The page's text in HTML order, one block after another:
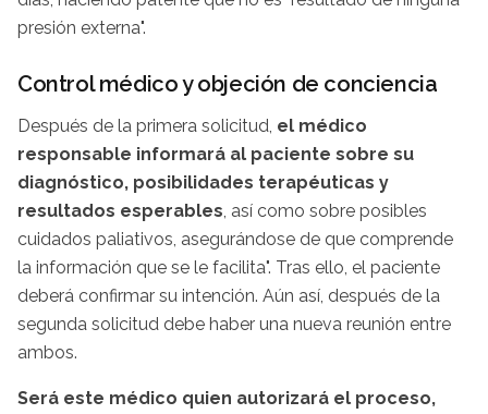
presión externa".
Control médico y objeción de conciencia
Después de la primera solicitud, el médico
responsable informará al paciente sobre su
diagnóstico, posibilidades terapéuticas y
resultados esperables, así como sobre posibles
cuidados paliativos, asegurándose de que comprende
la información que se le facilita". Tras ello, el paciente
deberá confirmar su intención. Aún así, después de la
segunda solicitud debe haber una nueva reunión entre
ambos.
Será este médico quien autorizará el proceso,